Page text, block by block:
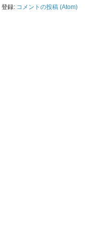
登録: コメントの投稿 (Atom)